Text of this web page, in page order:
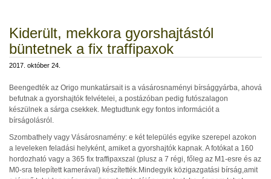
Kiderült, mekkora gyorshajtástól
büntetnek a fix traffipaxok
2017. október 24.
Beengedték az Origo munkatársait is a vásárosnaményi bírsággyárba, ahová
befutnak a gyorshajtók felvételei, a postázóban pedig futószalagon
készülnek a sárga csekkek. Megtudtunk egy fontos információt a
bírságolásról.
Szombathely vagy Vásárosnamény: e két település egyike szerepel azokon
a leveleken feladási helyként, amiket a gyorshajtók kapnak. A fotókat a 160
hordozható vagy a 365 fix traffipaxszal (plusz a 7 régi, főleg az M1-esre és az
M0-sra telepített kamerával) készítették.Mindegyik közigazgatási bírság,amit